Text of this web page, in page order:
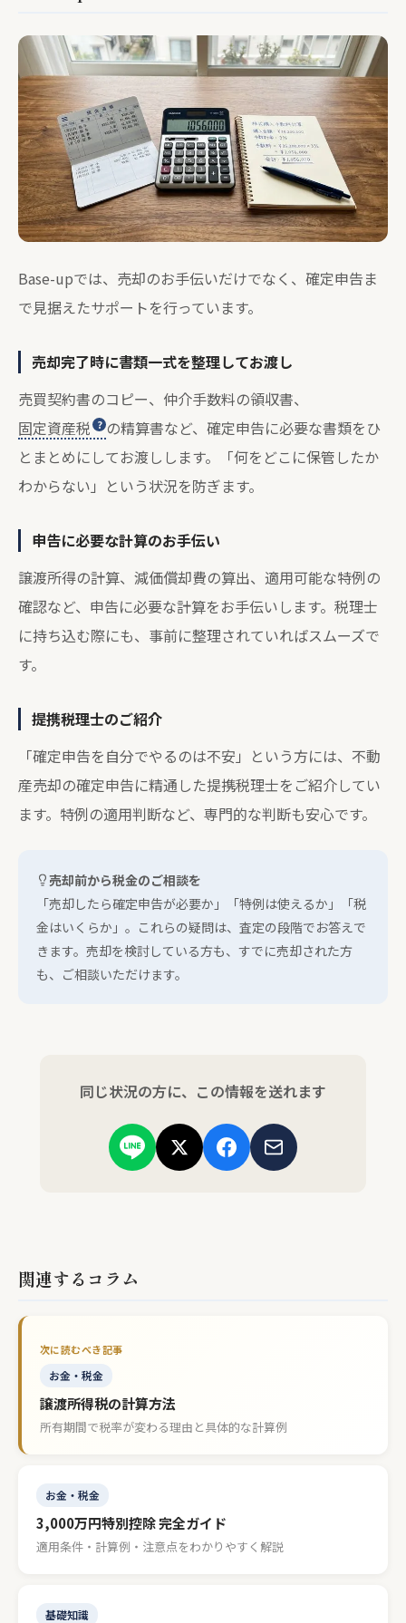
Base-upでは、売却のお手伝いだけでなく、確定申告ま
で見据えたサポートを行っています。
売却完了時に書類一式を整理してお渡し
売買契約書のコピー、仲介手数料の領収書、
固定資産税
の精算書など、確定申告に必要な書類をひ
とまとめにしてお渡しします。「何をどこに保管したか
わからない」という状況を防ぎます。
申告に必要な計算のお手伝い
譲渡所得の計算、減価償却費の算出、適用可能な特例の
確認など、申告に必要な計算をお手伝いします。税理士
に持ち込む際にも、事前に整理されていればスムーズで
す。
提携税理士のご紹介
「確定申告を自分でやるのは不安」という方には、不動
産売却の確定申告に精通した提携税理士をご紹介してい
ます。特例の適用判断など、専門的な判断も安心です。
売却前から税金のご相談を
「売却したら確定申告が必要か」「特例は使えるか」「税
金はいくらか」。これらの疑問は、査定の段階でお答えで
きます。売却を検討している方も、すでに売却された方
も、ご相談いただけます。
同じ状況の方に、この情報を送れます
関連するコラム
お金・税金
譲渡所得税の計算方法
所有期間で税率が変わる理由と具体的な計算例
お金・税金
3,000万円特別控除 完全ガイド
適用条件・計算例・注意点をわかりやすく解説
基礎知識